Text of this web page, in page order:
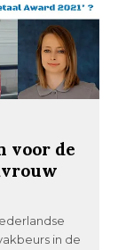
voor de
in de